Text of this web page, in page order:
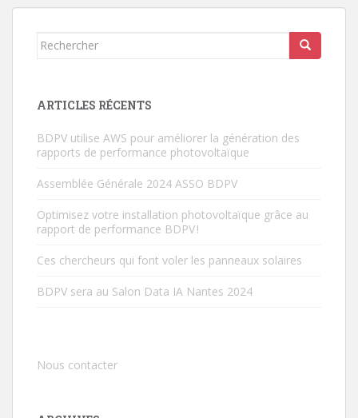
Rechercher...
ARTICLES RÉCENTS
BDPV utilise AWS pour améliorer la génération des
rapports de performance photovoltaïque
Assemblée Générale 2024 ASSO BDPV
Optimisez votre installation photovoltaïque grâce au
rapport de performance BDPV !
Ces chercheurs qui font voler les panneaux solaires
BDPV sera au Salon Data IA Nantes 2024
Nous contacter